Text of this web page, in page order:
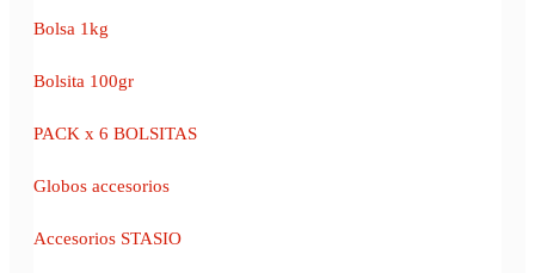
Bolsa 1kg
Bolsita 100gr
PACK x 6 BOLSITAS
Globos accesorios
Accesorios STASIO